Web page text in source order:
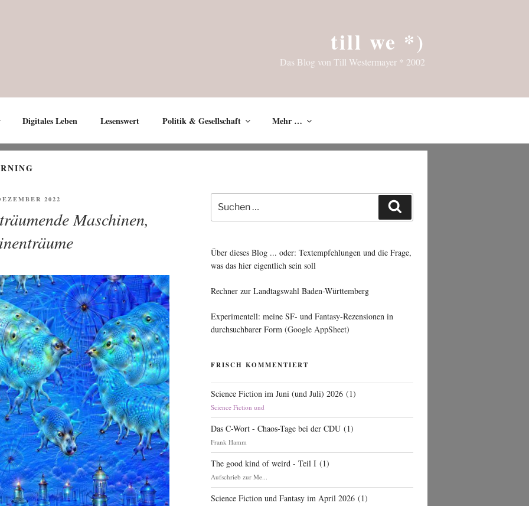
till we *)
Das Blog von Till Westermayer * 2002
Digitales Leben Lesenswert Politik & Gesellschaft Mehr …
2022
Maschinen,
Suche
nach:
Über dieses Blog ... oder: Textempfehlungen und die Frage,
was das hier eigentlich sein soll
Rechner zur Landtagswahl Baden-Württemberg
Experimentell: meine SF- und Fantasy-Rezensionen in
durchsuchbarer Form (Google AppSheet)
FRISCH KOMMENTIERT
Science Fiction im Juni (und Juli) 2026 (1)
Science Fiction und
Das C-Wort - Chaos-Tage bei der CDU (1)
Frank Hamm
The good kind of weird - Teil I (1)
Aufschrieb zur Me...
Science Fiction und Fantasy im April 2026 (1)